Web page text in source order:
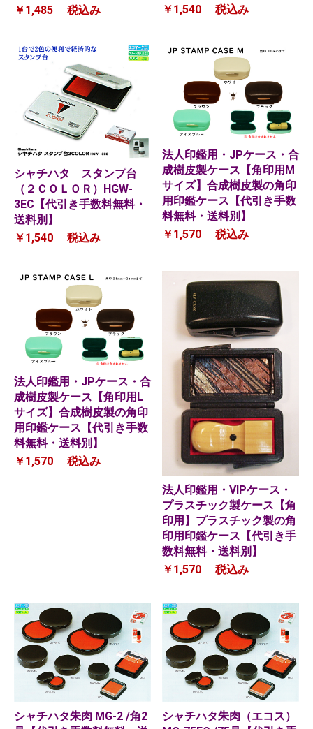
￥1,485
税込み
￥1,540
税込み
シャチハタ スタンプ台
（２ＣＯＬＯＲ）HGW-
3EC【代引き手数料無料・
送料別】
￥1,540
税込み
法人印鑑用・JPケース・合
成樹皮製ケース【角印用M
サイズ】合成樹皮製の角印
用印鑑ケース【代引き手数
料無料・送料別】
￥1,570
税込み
法人印鑑用・JPケース・合
成樹皮製ケース【角印用L
サイズ】合成樹皮製の角印
用印鑑ケース【代引き手数
料無料・送料別】
￥1,570
税込み
法人印鑑用・VIPケース・
プラスチック製ケース【角
印用】プラスチック製の角
印用印鑑ケース【代引き手
数料無料・送料別】
￥1,570
税込み
シャチハタ朱肉 MG-2 /角2
シャチハタ朱肉（エコス）